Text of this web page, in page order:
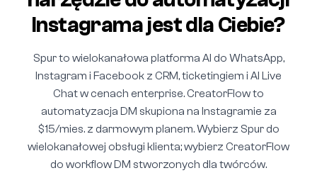
Instagrama jest dla Ciebie?
Spur to wielokanałowa platforma AI do WhatsApp,
Instagram i Facebook z CRM, ticketingiem i AI Live
Chat w cenach enterprise. CreatorFlow to
automatyzacja DM skupiona na Instagramie za
$15/mies. z darmowym planem. Wybierz Spur do
wielokanałowej obsługi klienta; wybierz CreatorFlow
do workflow DM stworzonych dla twórców.